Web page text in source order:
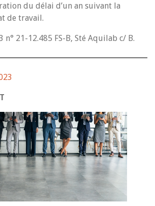
du délai d’un an suivant la
de travail.
n° 21-12.485 FS-B, Sté Aquilab c/ B.